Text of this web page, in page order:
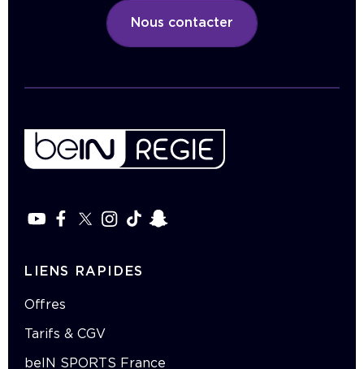
Nous contacter
LIENS RAPIDES
Offres
Tarifs & CGV
beIN SPORTS France